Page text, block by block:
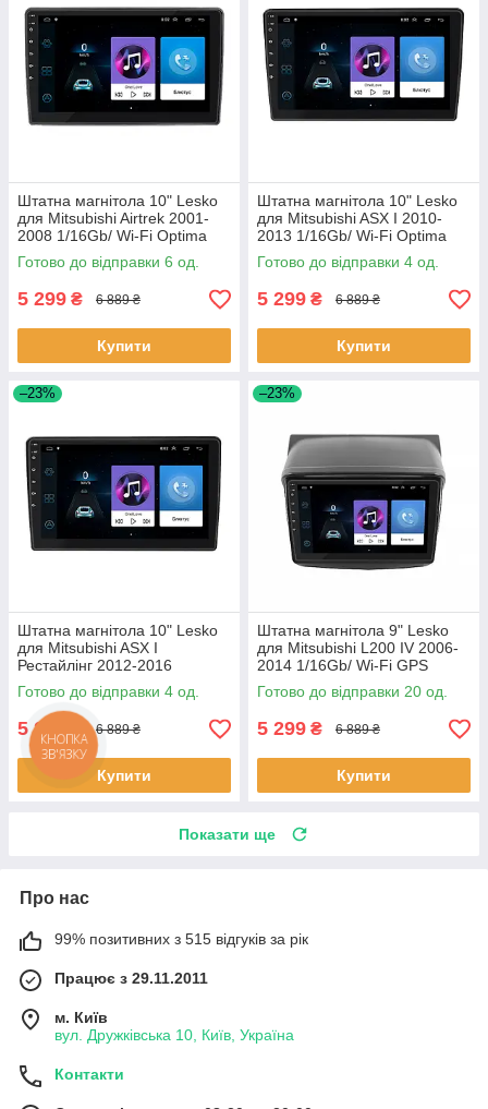
Штатна магнітола 10" Lesko
для Mitsubishi Airtrek 2001-
2008 1/16Gb/ Wi-Fi Optima
Міцубісі 6 шт.
Готово до відправки 6 од.
5 299 ₴ 6 889 ₴
Купити
Штатна магнітола 10" Lesko
для Mitsubishi ASX I 2010-
2013 1/16Gb/ Wi-Fi Optima
Міцубісі 4 шт.
Готово до відправки 4 од.
5 299 ₴ 6 889 ₴
Купити
–23%
Штатна магнітола 10" Lesko
для Mitsubishi ASX I
Рестайлінг 2012-2016
1/16Gb/ Wi-Fi GPS Optima
Міцубісі 4 шт.
Готово до відправки 4 од.
5 299 6 889 ₴
Купити
–23%
Штатна магнітола 9" Lesko
для Mitsubishi L200 IV 2006-
2014 1/16Gb/ Wi-Fi GPS
Optima Міцубісі 20 шт.
Готово до відправки 20 од.
5 299 ₴ 6 889 ₴
Купити
Показати ще
Про нас
99% позитивних з 515 відгуків за рік
Працює з 29.11.2011
м. Київ
вул. Дружківська 10, Київ, Україна
Контакти